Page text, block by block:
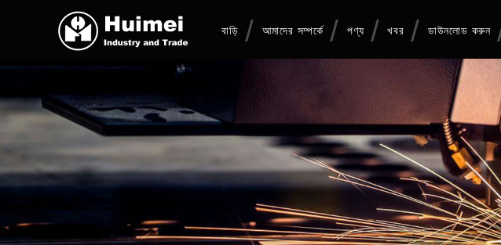
বাড়ি আমাদের সম্পর্কে পণ্য খবর ডাউনলোড করুন